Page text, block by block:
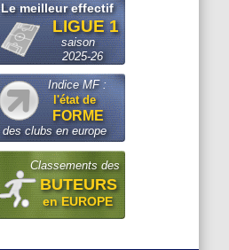
Le meilleur effectif
LIGUE 1
saison
2025-26
Indice MF :
l'état de
FORME
des clubs en europe
Classements des
BUTEURS
en EUROPE